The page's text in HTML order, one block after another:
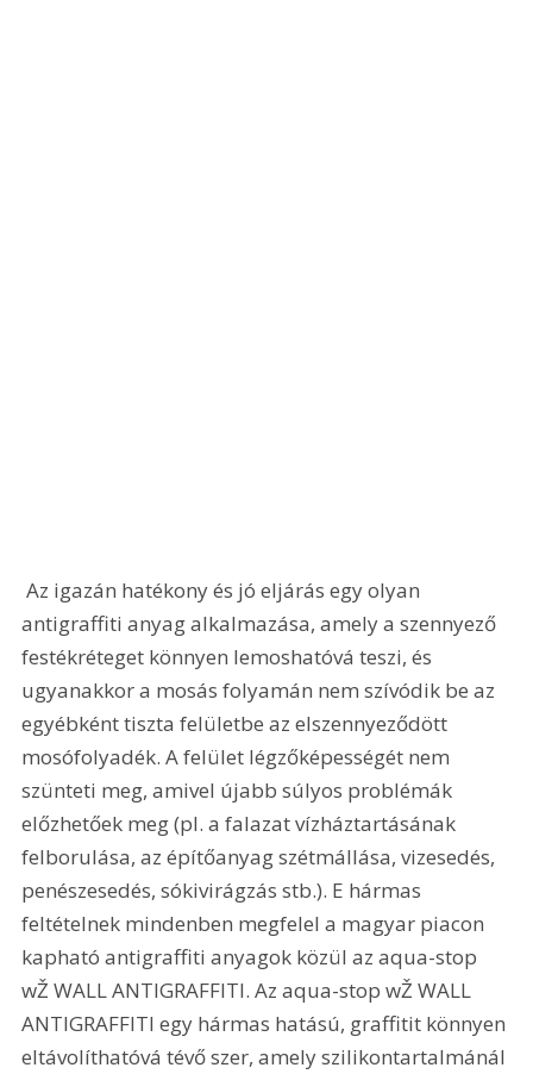
Az igazán hatékony és jó eljárás egy olyan
antigraffiti anyag alkalmazása, amely a szennyező
festékréteget könnyen lemoshatóvá teszi, és
ugyanakkor a mosás folyamán nem szívódik be az
egyébként tiszta felületbe az elszennyeződött
mosófolyadék. A felület légzőképességét nem
szünteti meg, amivel újabb súlyos problémák
előzhetőek meg (pl. a falazat vízháztartásának
felborulása, az építőanyag szétmállása, vizesedés,
penészesedés, sókivirágzás stb.). E hármas
feltételnek mindenben megfelel a magyar piacon
kapható antigraffiti anyagok közül az aqua-stop
wŽ WALL ANTIGRAFFITI. Az aqua-stop wŽ WALL
ANTIGRAFFITI egy hármas hatású, graffitit könnyen
eltávolíthatóvá tévő szer, amely szilikontartalmánál